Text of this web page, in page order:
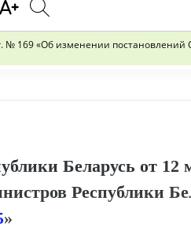
169 «Об изменении
Беларусь от 12
Республики
»